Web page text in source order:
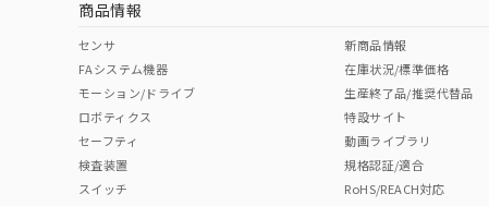
中国 RoHS表
Pb Hg Cr(VI)
商品情報
センサ
FAシステム機器
モーション/ドライブ
ロボティクス
セーフティ
検査装置
スイッチ
新商品情報
在庫状況/標準価格
生産終了品/推奨代替品
特設サイト
動画ライブラリ
規格認証/適合
RoHS/REACH対応